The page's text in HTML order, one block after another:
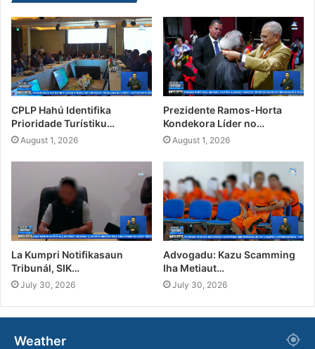
CPLP Hahú Identifika
Prioridade Turístiku…
August 1, 2026
Prezidente Ramos-Horta
Kondekora Líder no…
August 1, 2026
La Kumpri Notifikasaun
Tribunál, SIK…
July 30, 2026
Advogadu: Kazu Scamming
Iha Metiaut…
July 30, 2026
Weather